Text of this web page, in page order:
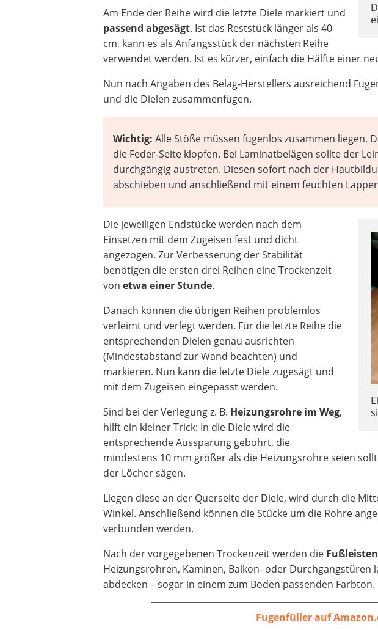
Am Ende der Reihe wird die letzte Diele markiert und
passend abgesägt. Ist das Reststück länger als 40
cm, kann es als Anfangsstück der nächsten Reihe
verwendet werden. Ist es kürzer, einfach die Hälfte einer
Nun nach Angaben des Belag-Herstellers ausreichend
und die Dielen zusammenfügen.
Wichtig: Alle Stöße müssen fugenlos zusammen liegen.
die Feder-Seite klopfen. Bei Laminatbelägen sollte der
durchgängig austreten. Diesen sofort nach der
abschieben und anschließend mit einem feuchten
Die jeweiligen Endstücke werden nach dem
Einsetzen mit dem Zugeisen fest und dicht
angezogen. Zur Verbesserung der Stabilität
benötigen die ersten drei Reihen eine Trockenzeit
vonetwa einer Stunde.
Danach können die übrigen Reihen problemlos
verleimt und verlegt werden. Für die letzte Reihe die
entsprechenden Dielen genau ausrichten
(Mindestabstand zur Wand beachten) und
markieren. Nun kann die letzte Diele zugesägt und
mit dem Zugeisen eingepasst werden.
Sind bei der Verlegung z. B. Heizungsrohre im Weg,
hilft ein kleiner Trick: In die Diele wird die
entsprechende Aussparung gebohrt, die
mindestens 10 mm größer als die Heizungsrohre seien
der Löcher sägen.
Liegen diese an der Querseite der Diele, wird durch die
Winkel. Anschließend können die Stücke um die Rohre
verbunden werden.
Nach der vorgegebenen Trockenzeit werden die
Heizungsrohren, Kaminen, Balkon- oder Durchgangstüren
abdecken – sogar in einem zum Boden passenden Farbton.
Fugenfüller auf